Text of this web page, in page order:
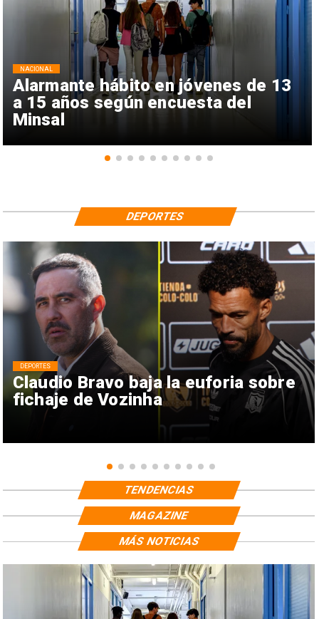
Alarmante hábito en jóvenes de 13
a 15 años según encuesta del
Minsal
NACIONAL
Claudio Bravo baja la euforia sobre
fichaje de Vozinha
DEPORTES
DEPORTES
TENDENCIAS
MAGAZINE
MÁS NOTICIAS